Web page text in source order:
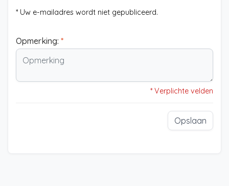
* Uw e-mailadres wordt niet gepubliceerd.
Opmerking: *
* Verplichte velden
Opslaan